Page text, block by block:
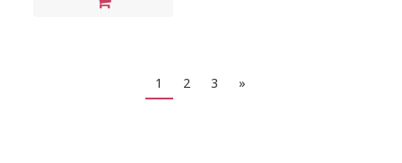
1 2 3 »